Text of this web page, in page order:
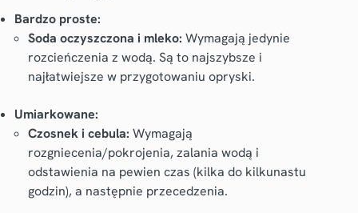
Bardzo proste:
Soda oczyszczona i mleko: Wymagają jedynie
rozcieńczenia z wodą. Są to najszybsze i
najłatwiejsze w przygotowaniu opryski.
Umiarkowane:
Czosnek i cebula: Wymagają
rozgniecenia/pokrojenia, zalania wodą i
odstawienia na pewien czas (kilka do kilkunastu
godzin), a następnie przecedzenia.